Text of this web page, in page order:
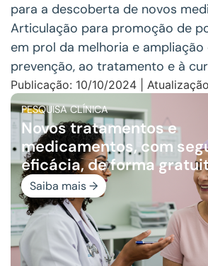
para a descoberta de novos
Articulação para promoção de
em prol da melhoria e ampliação
prevenção, ao tratamento e à
Publicação: 10/10/2024 |
PESQUISA CLÍNICA
Novos tratamentos e
medicamentos, com
eficácia, de forma
Saiba mais →